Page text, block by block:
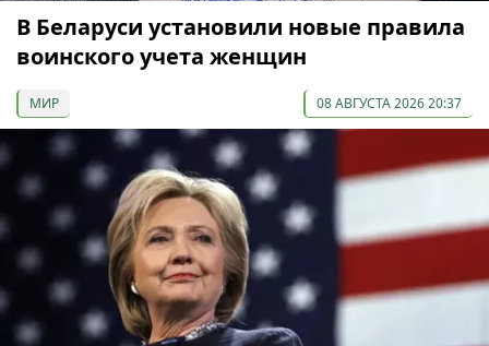
В Беларуси установили новые правила
воинского учета женщин
МИР 08 АВГУСТА 2026 20:37